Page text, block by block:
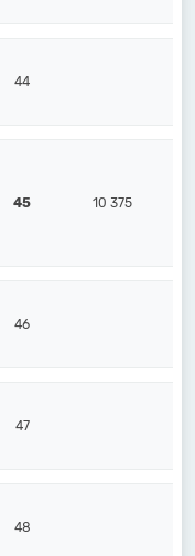
44
45 10 375
46
47
48